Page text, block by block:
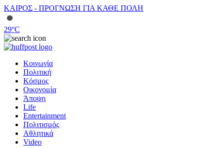
ΚΑΙΡΟΣ - ΠΡΟΓΝΩΣΗ ΓΙΑ ΚΑΘΕ ΠΟΛΗ
29°C
Κοινωνία
Πολιτική
Κόσμος
Οικονομία
Άποψη
Life
Entertainment
Πολιτισμός
Αθλητικά
Video